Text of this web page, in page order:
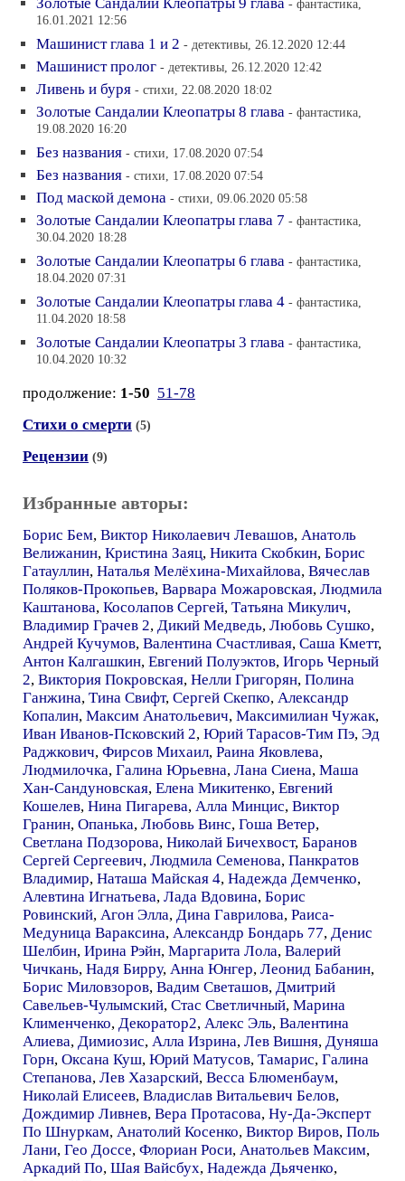
- фантастика,
16.01.2021 12:56
Машинист глава 1 и 2 - детективы, 26.12.2020 12:44
Машинист пролог - детективы, 26.12.2020 12:42
Ливень и буря - стихи, 22.08.2020 18:02
Золотые Сандалии Клеопатры 8 глава - фантастика,
19.08.2020 16:20
Без названия - стихи, 17.08.2020 07:54
Без названия - стихи, 17.08.2020 07:54
Под маской демона - стихи, 09.06.2020 05:58
Золотые Сандалии Клеопатры глава 7 - фантастика,
30.04.2020 18:28
Золотые Сандалии Клеопатры 6 глава - фантастика,
18.04.2020 07:31
Золотые Сандалии Клеопатры глава 4 - фантастика,
11.04.2020 18:58
Золотые Сандалии Клеопатры 3 глава - фантастика,
10.04.2020 10:32
продолжение: 1-50 51-78
Стихи о смерти (5)
Рецензии (9)
Избранные авторы:
Борис Бем, Виктор Николаевич Левашов, Анатоль
Велижанин, Кристина Заяц, Никита Скобкин, Борис
Гатауллин, Наталья Мелёхина-Михайлова, Вячеслав
Поляков-Прокопьев, Варвара Можаровская, Людмила
Каштанова, Косолапов Сергей, Татьяна Микулич,
Владимир Грачев 2, Дикий Медведь, Любовь Сушко,
Андрей Кучумов, Валентина Счастливая, Саша Кметт,
Антон Калгашкин, Евгений Полуэктов, Игорь Черный
2, Виктория Покровская, Нелли Григорян, Полина
Ганжина, Тина Свифт, Сергей Скепко, Александр
Копалин, Максим Анатольевич, Максимилиан Чужак,
Иван Иванов-Псковский 2, Юрий Тарасов-Тим Пэ, Эд
Раджкович, Фирсов Михаил, Раина Яковлева,
Людмилочка, Галина Юрьевна, Лана Сиена, Маша
Хан-Сандуновская, Елена Микитенко, Евгений
Кошелев, Нина Пигарева, Алла Минцис, Виктор
Гранин, Опанька, Любовь Винс, Гоша Ветер,
Светлана Подзорова, Николай Бичехвост, Баранов
Сергей Сергеевич, Людмила Семенова, Панкратов
Владимир, Наташа Майская 4, Надежда Демченко,
Алевтина Игнатьева, Лада Вдовина, Борис
Ровинский, Агон Элла, Дина Гаврилова, Раиса-
Медуница Вараксина, Александр Бондарь 77, Денис
Шелбин, Ирина Рэйн, Маргарита Лола, Валерий
Чичкань, Надя Бирру, Анна Юнгер, Леонид Бабанин,
Борис Миловзоров, Вадим Светашов, Дмитрий
Савельев-Чулымский, Стас Светличный, Марина
Клименченко, Декоратор2, Алекс Эль, Валентина
Алиева, Димиозис, Алла Изрина, Лев Вишня, Дуняша
Горн, Оксана Куш, Юрий Матусов, Тамарис, Галина
Степанова, Лев Хазарский, Весса Блюменбаум,
Николай Елисеев, Владислав Витальевич Белов,
Дождимир Ливнев, Вера Протасова, Ну-Да-Эксперт
По Шнуркам, Анатолий Косенко, Виктор Виров, Поль
Лани, Гео Доссе, Флориан Роси, Анатольев Максим,
Аркадий По, Шая Вайсбух, Надежда Дьяченко,